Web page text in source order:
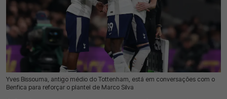
Yves Bissouma, antigo médio do Tottenham, está em conversações com o
Benfica para reforçar o plantel de Marco Silva
18 Jul 2026 | 17:37 | 0